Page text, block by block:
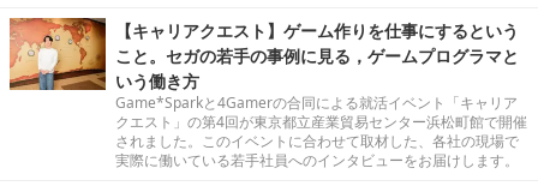
【キャリアクエスト】ゲーム作りを仕事にするという
こと。セガの若手の事例に見る，ゲームプログラマと
いう働き方
Game*Sparkと4Gamerの合同による就活イベント「キャリア
クエスト」の第4回が東京都立産業貿易センター浜松町館で開催
されました。このイベントに合わせて取材した、各社の現場で
実際に働いている若手社員へのインタビューをお届けします。